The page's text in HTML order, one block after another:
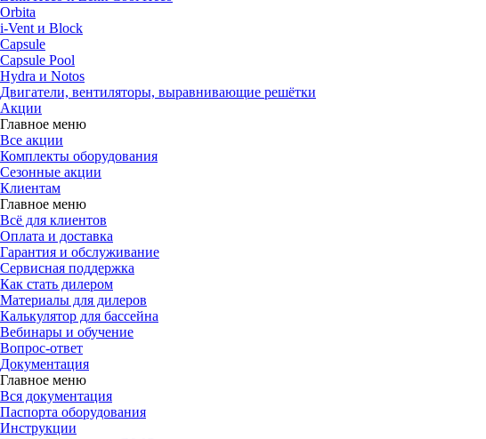
Orbita
i-Vent и Block
Capsule
Capsule Pool
Hydra и Notos
Двигатели, вентиляторы, выравнивающие решётки
Акции
Главное меню
Все акции
Комплекты оборудования
Сезонные акции
Клиентам
Главное меню
Всё для клиентов
Оплата и доставка
Гарантия и обслуживание
Сервисная поддержка
Как стать дилером
Материалы для дилеров
Калькулятор для бассейна
Вебинары и обучение
Вопрос-ответ
Документация
Главное меню
Вся документация
Паспорта оборудования
Инструкции